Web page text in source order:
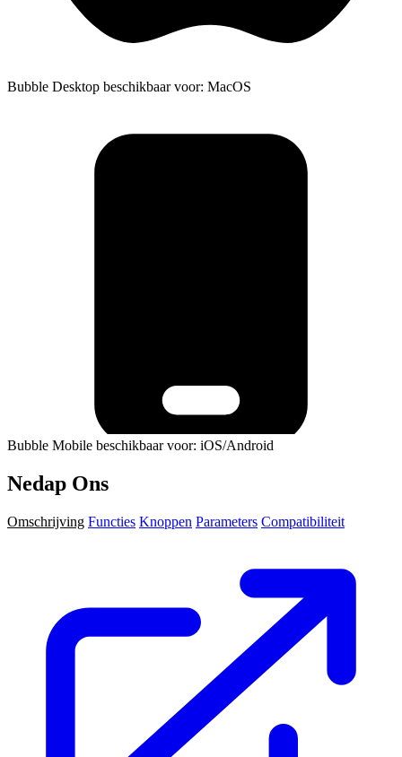
Bubble Desktop beschikbaar voor: MacOS
Bubble Mobile beschikbaar voor: iOS/Android
Nedap Ons
Omschrijving Functies Knoppen Parameters Compatibiliteit